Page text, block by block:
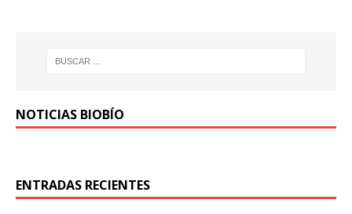
NOTICIAS BIOBÍO
ENTRADAS RECIENTES